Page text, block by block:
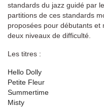
standards du jazz guidé par
partitions de ces standards
proposées pour débutants et
deux niveaux de difficulté.
Les titres :
Hello Dolly
Petite Fleur
Summertime
Misty